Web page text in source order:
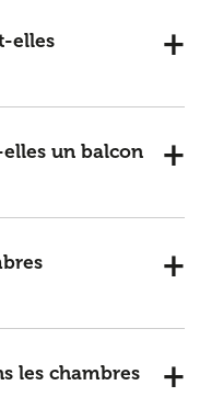
elles
un balcon
les chambres